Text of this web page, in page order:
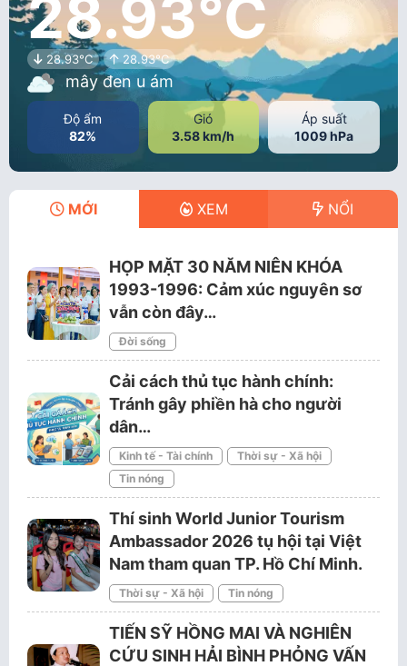
28.93°C
28.93°C 28.93°C
mây đen u ám
Độ ẩm
82%
Gió
3.58 km/h
Áp suất
1009 hPa
MỚI XEM NỔI
HỌP MẶT 30 NĂM NIÊN KHÓA
1993-1996: Cảm xúc nguyên sơ
vẫn còn đây…
Đời sống
Cải cách thủ tục hành chính:
Tránh gây phiền hà cho người
dân…
Kinh tế - Tài chính
Thời sự - Xã hội
Tin nóng
Thí sinh World Junior Tourism
Ambassador 2026 tụ hội tại Việt
Nam tham quan TP. Hồ Chí Minh.
Thời sự - Xã hội Tin nóng
TIẾN SỸ HỒNG MAI VÀ NGHIÊN
CỨU SINH HẢI BÌNH PHỎNG VẤN